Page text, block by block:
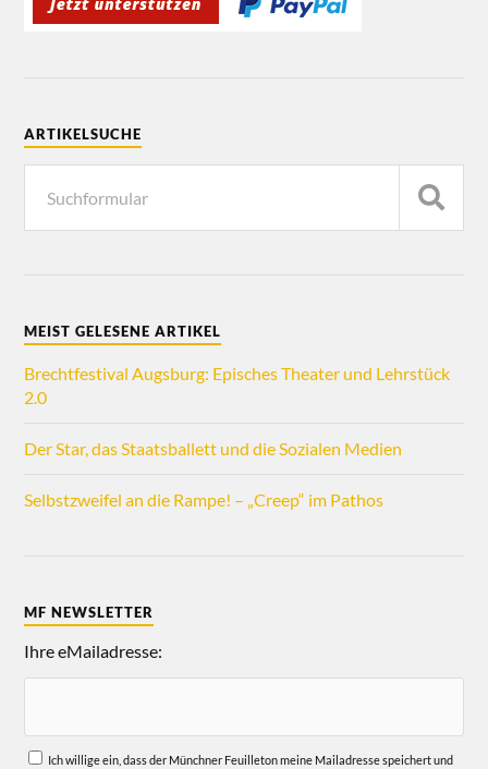
ARTIKELSUCHE
MEIST GELESENE ARTIKEL
Brechtfestival Augsburg: Episches Theater und Lehrstück
2.0
Der Star, das Staatsballett und die Sozialen Medien
Selbstzweifel an die Rampe! – „Creep“ im Pathos
MF NEWSLETTER
Ihre eMailadresse:
Ich willige ein, dass der Münchner Feuilleton meine Mailadresse speichert und